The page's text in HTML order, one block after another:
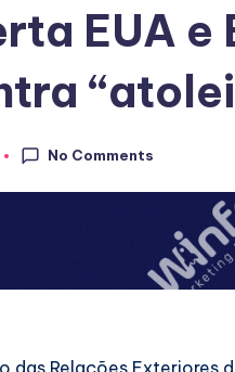
EUA
No Comments
das ​Relações Exteriores